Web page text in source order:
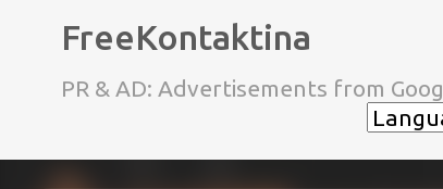
FreeKontaktina
PR & AD: Advertisements from